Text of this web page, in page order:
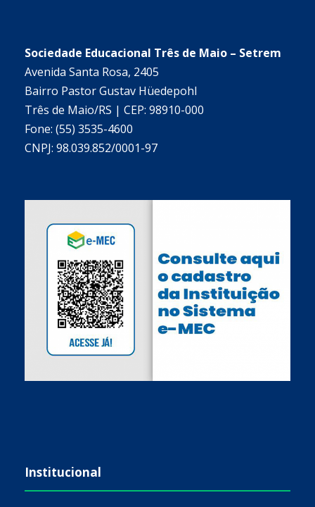
Sociedade Educacional Três de Maio – Setrem
Avenida Santa Rosa, 2405
Bairro Pastor Gustav Hüedepohl
Três de Maio/RS | CEP: 98910-000
Fone: (55) 3535-4600
CNPJ: 98.039.852/0001-97
Institucional